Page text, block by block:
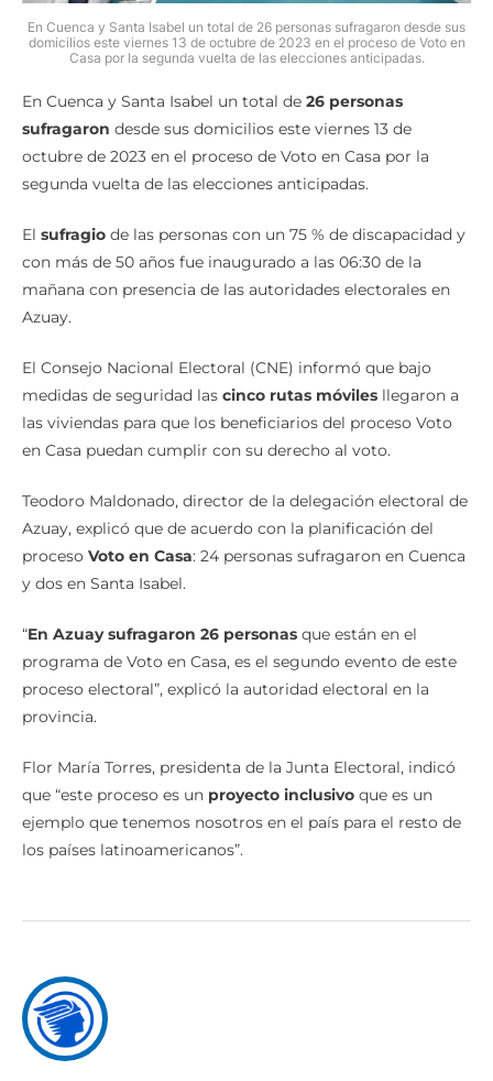
En Cuenca y Santa Isabel un total de 26 personas sufragaron desde sus
domicilios este viernes 13 de octubre de 2023 en el proceso de Voto en
Casa por la segunda vuelta de las elecciones anticipadas.
En Cuenca y Santa Isabel un total de 26 personas
sufragaron desde sus domicilios este viernes 13 de
octubre de 2023 en el proceso de Voto en Casa por la
segunda vuelta de las elecciones anticipadas.
El sufragio de las personas con un 75 % de discapacidad y
con más de 50 años fue inaugurado a las 06:30 de la
mañana con presencia de las autoridades electorales en
Azuay.
El Consejo Nacional Electoral (CNE) informó que bajo
medidas de seguridad las cinco rutas móviles llegaron a
las viviendas para que los beneficiarios del proceso Voto
en Casa puedan cumplir con su derecho al voto.
Teodoro Maldonado, director de la delegación electoral de
Azuay, explicó que de acuerdo con la planificación del
proceso Voto en Casa: 24 personas sufragaron en Cuenca
y dos en Santa Isabel.
“En Azuay sufragaron 26 personas que están en el
programa de Voto en Casa, es el segundo evento de este
proceso electoral”, explicó la autoridad electoral en la
provincia.
Flor María Torres, presidenta de la Junta Electoral, indicó
que “este proceso es un proyecto inclusivo que es un
ejemplo que tenemos nosotros en el país para el resto de
los países latinoamericanos”.